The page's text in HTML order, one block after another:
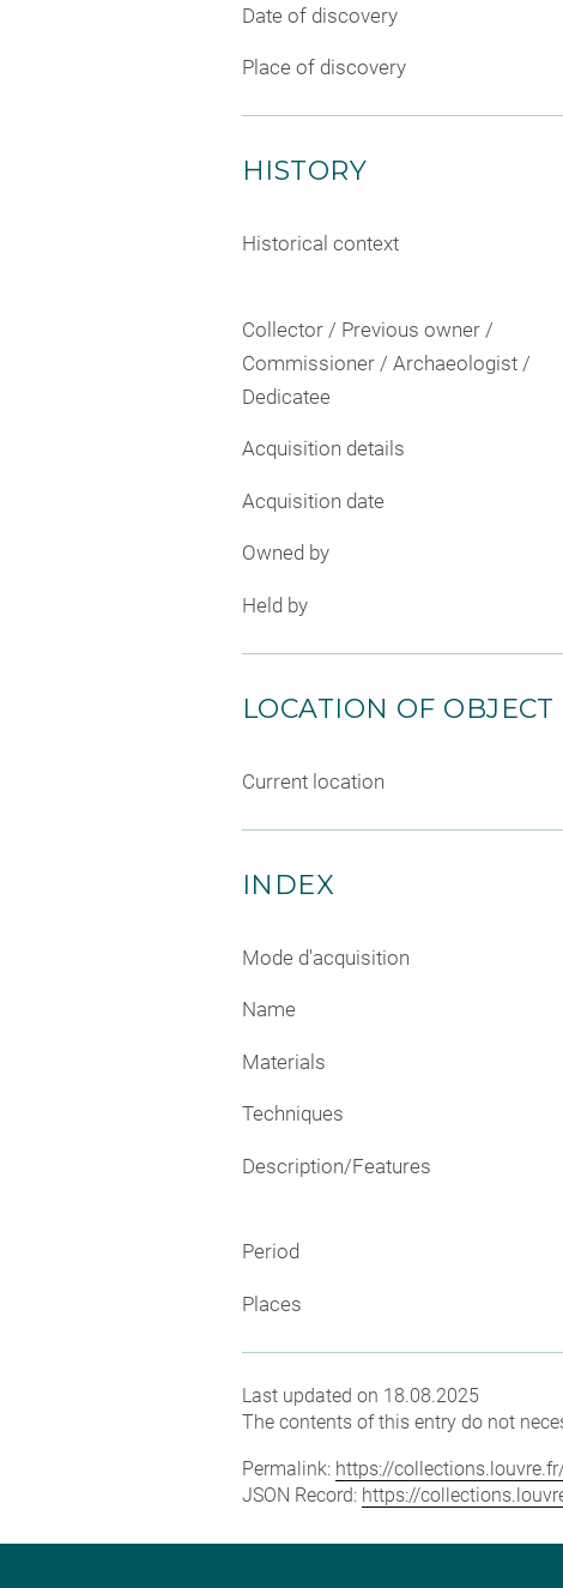
Date of discovery
Place of discovery
HISTORY
Historical context
Collector / Previous owner /
Commissioner / Archaeologist /
Dedicatee
Acquisition details
Acquisition date
Owned by
Held by
LOCATION OF OBJECT
Current location
INDEX
Mode d'acquisition
Name
Materials
Techniques
Description/Features
Period
Places
Last updated on 18.08.2025
The contents of this entry do not
Permalink: https://
JSON Record: https://